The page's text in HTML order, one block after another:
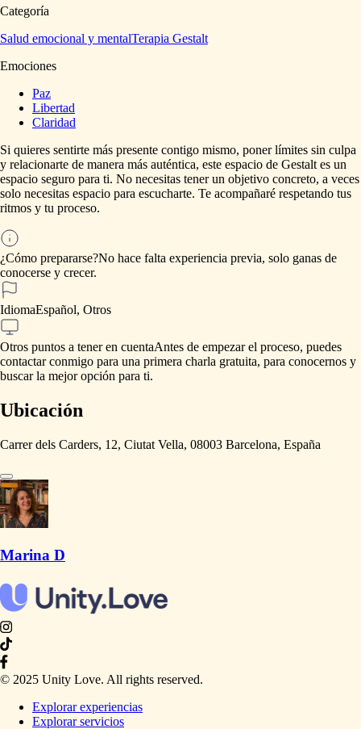
Categoría
Salud emocional y mentalTerapia Gestalt
Emociones
Paz
Libertad
Claridad
Si quieres sentirte más presente contigo mismo, poner límites sin culpa
y relacionarte de manera más auténtica, este espacio de Gestalt es un
espacio seguro para ti. No necesitas tener un objetivo concreto, a veces
solo necesitas espacio para escucharte. Te acompañaré respetando tus
ritmos y tu proceso.
¿Cómo prepararse?No hace falta experiencia previa, solo ganas de
conocerse y crecer.
IdiomaEspañol, Otros
Otros puntos a tener en cuentaAntes de empezar el proceso, puedes
contactar conmigo para una primera charla gratuita, para conocernos y
buscar la mejor opción para ti.
Ubicación
Carrer dels Carders, 12, Ciutat Vella, 08003 Barcelona, España
Marina D
© 2025 Unity Love. All rights reserved.
Explorar experiencias
Explorar servicios